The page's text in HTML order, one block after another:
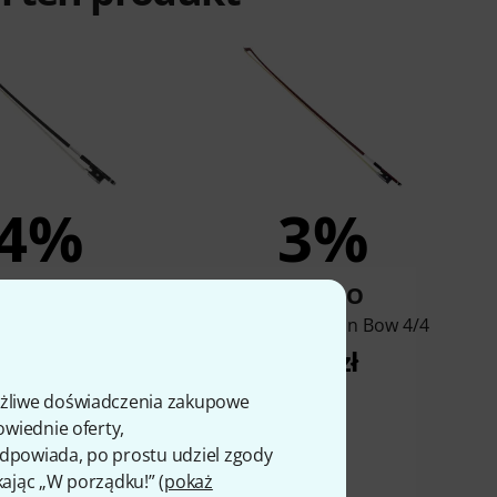
doświadczenia zakupowe
oferty,
po prostu udziel zgody
„W porządku!” (pokaż
135 zł
3%
KUPIŁO
Gewa Pure Violin Bow 4/4
119 zł